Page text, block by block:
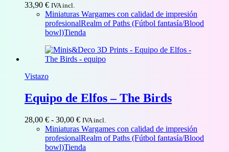
33,90 € IVA incl.
Miniaturas Wargames con calidad de impresión
profesionalRealm of Paths (Fútbol fantasía/Blood
bowl)Tienda
Vistazo
Equipo de Elfos – The Birds
28,00 € - 30,00 €Rango
de
precios:
desde
IVA incl.
Miniaturas Wargames con calidad de impresión
profesionalRealm of Paths (Fútbol fantasía/Blood
bowl)Tienda